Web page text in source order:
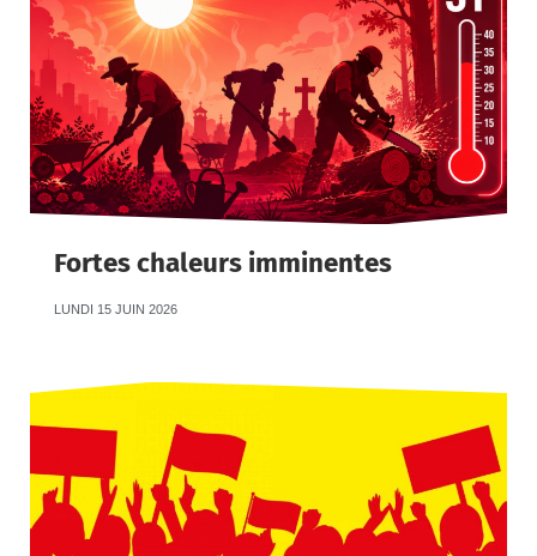
Fortes chaleurs imminentes
LUNDI 15 JUIN 2026